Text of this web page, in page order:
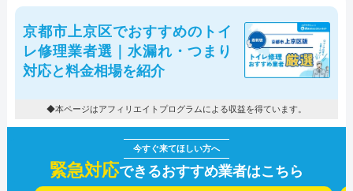
京都市上京区でおすすめのトイ
レ修理業者選｜水漏れ・つまり
対応と料金相場を紹介
◆本ページはアフィリエイトプログラムによる収益を得ています。
緊急対応できるおすすめ業者はこちら